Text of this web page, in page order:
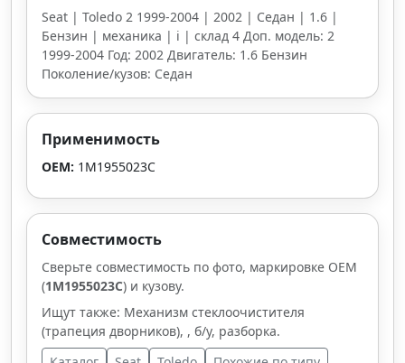
Seat | Toledo 2 1999-2004 | 2002 | Седан | 1.6 |
Бензин | механика | i | склад 4 Доп. модель: 2
1999-2004 Год: 2002 Двигатель: 1.6 Бензин
Поколение/кузов: Седан
Применимость
OEM: 1M1955023C
Совместимость
Сверьте совместимость по фото, маркировке OEM
(1M1955023C) и кузову.
Ищут также: Механизм стеклоочистителя
(трапеция дворников), , б/у, разборка.